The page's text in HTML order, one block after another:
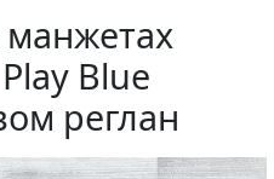
Blue
реглан